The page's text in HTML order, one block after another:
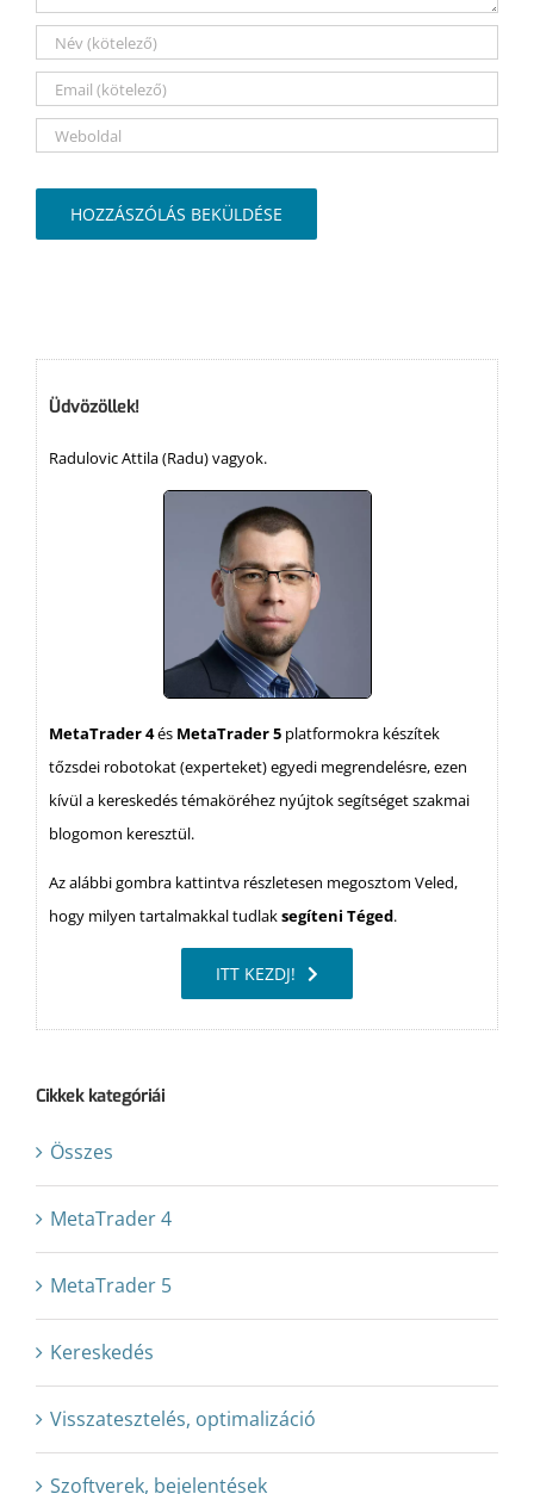
Üdvözöllek!
Radulovic Attila (Radu) vagyok.
MetaTrader 4és MetaTrader 5 platformokra készítek
tőzsdei robotokat (experteket) egyedi megrendelésre, ezen
kívül a kereskedés témaköréhez nyújtok segítséget szakmai
blogomon keresztül.
Az alábbi gombra kattintva részletesen megosztom Veled,
hogy milyen tartalmakkal tudlaksegíteni Téged.
ITT KEZDJ!
Cikkek kategóriái
Összes
MetaTrader 4
MetaTrader 5
Kereskedés
Visszatesztelés, optimalizáció
Szoftverek, bejelentések